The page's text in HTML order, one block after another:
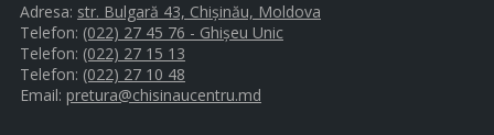
Adresa: str. Bulgară 43, Chișinău, Moldova
Telefon: (022) 27 45 76 - Ghișeu Unic
Telefon: (022) 27 15 13
Telefon: (022) 27 10 48
Email: pretura@chisinaucentru.md